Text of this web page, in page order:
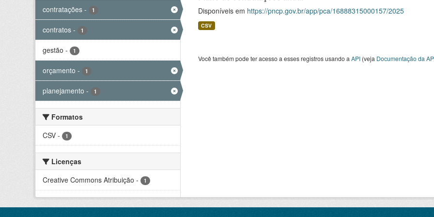
contratações - 1
contratos - 1
gestão - 1
orçamento - 1
planejamento - 1
Formatos
CSV - 1
Licenças
Creative Commons Atribuição - 1
Disponíveis em https://pncp.gov.br/app/pca/16888315000157/2025
CSV
Você também pode ter acesso a esses registros usando a API(veja Documentação da